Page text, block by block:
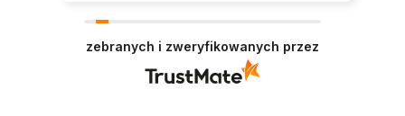
zebranych i zweryfikowanych przez